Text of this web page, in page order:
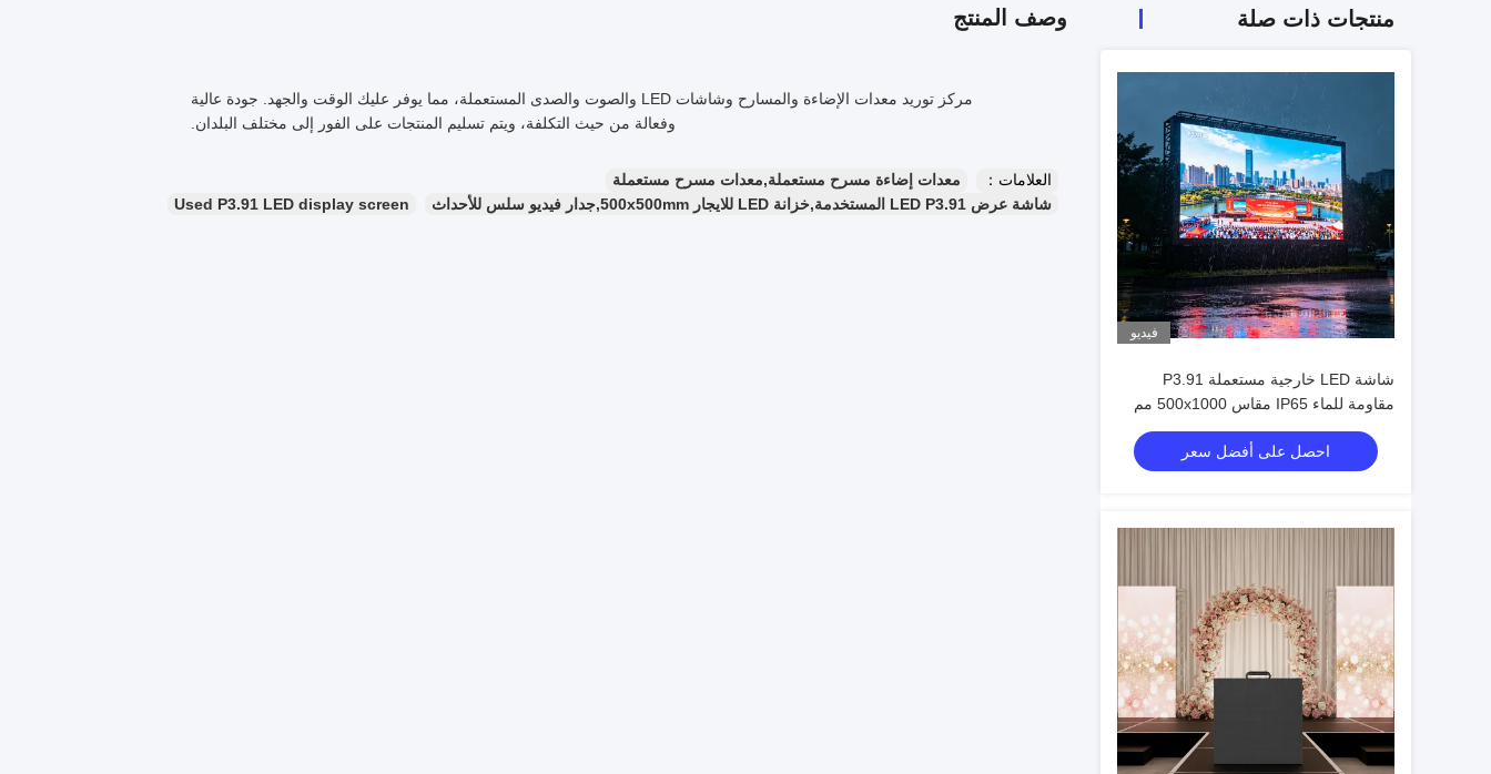
منتجات ذات صلة
فيديو
شاشة LED خارجية مستعملة P3.91
مقاومة للماء IP65 مقاس 500x1000 مم
جدار فيديو LED للإيجار للمناسبات
احصل على أفضل سعر
وصف المنتج
مركز توريد معدات الإضاءة والمسارح وشاشات LED والصوت والصدى المستعملة، مما يوفر عليك الوقت والجهد. جودة عالية
وفعالة من حيث التكلفة، ويتم تسليم المنتجات على الفور إلى مختلف البلدان.
العلامات：
معدات إضاءة مسرح مستعملة,معدات مسرح مستعملة
شاشة عرض LED P3.91 المستخدمة,خزانة LED للايجار 500x500mm,جدار فيديو سلس للأحداث
Used P3.91 LED display screen